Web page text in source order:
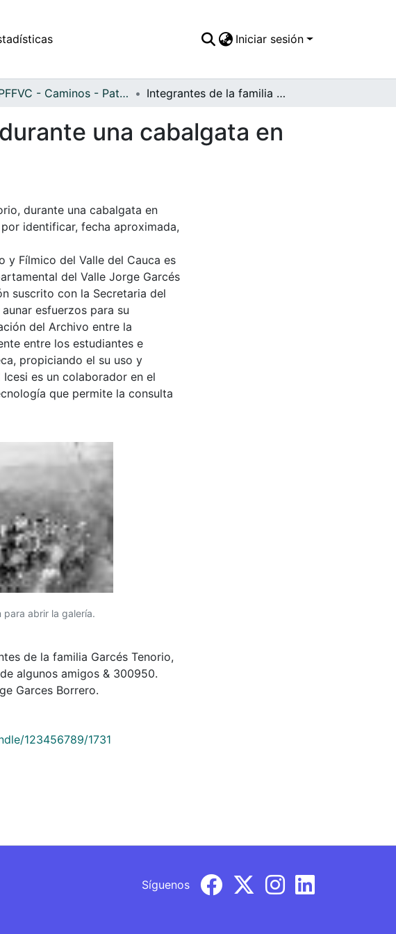
Iniciar sesión
APFFVC - Caminos - Patrimonial Integrantes de la familia Garcés Tenorio, durante una cabalgata en compañía de algunos amigos
una cabalgata en
durante una cabalgata en
identificar, fecha aproximada,
y Fílmico del Valle del Cauca es
del Valle Jorge Garcés
suscrito con la Secretaria del
esfuerzos para su
del Archivo entre la
entre los estudiantes e
propiciando el su uso y
es un colaborador en el
que permite la consulta
para abrir la galería.
de la familia Garcés Tenorio,
algunos amigos & 300950.
Garces Borrero.
123456789/1731
Síguenos